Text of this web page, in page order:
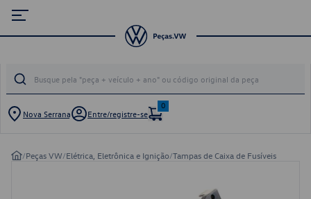
Nova Serrana Entre/registre-se
0
/Peças VW/Elétrica, Eletrônica e Ignição/Tampas de Caixa de Fusíveis